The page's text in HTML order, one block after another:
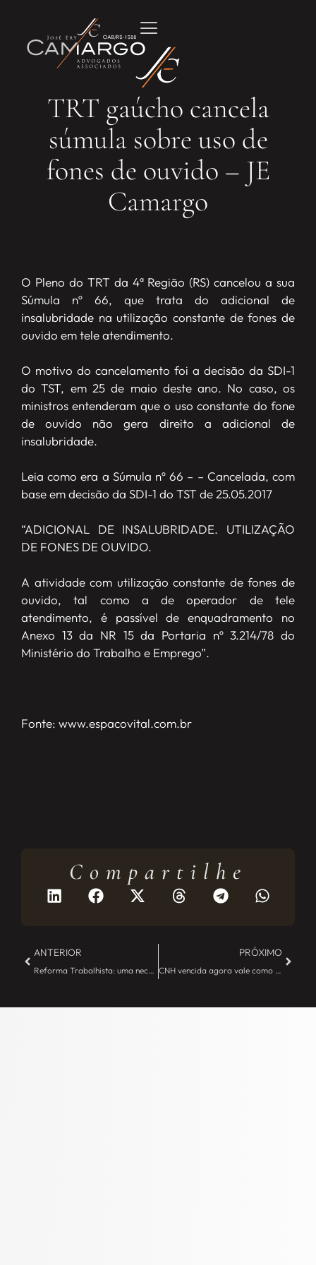
TRT gaúcho cancela
súmula sobre uso de
fones de ouvido – JE
Camargo
O Pleno do TRT da 4ª Região (RS) cancelou a sua
Súmula nº 66, que trata do adicional de
insalubridade na utilização constante de fones de
ouvido em tele atendimento.
O motivo do cancelamento foi a decisão da SDI-1
do TST, em 25 de maio deste ano. No caso, os
ministros entenderam que o uso constante do fone
de ouvido não gera direito a adicional de
insalubridade.
Leia como era a Súmula nº 66 – – Cancelada, com
base em decisão da SDI-1 do TST de 25.05.2017
“ADICIONAL DE INSALUBRIDADE. UTILIZAÇÃO
DE FONES DE OUVIDO.
A atividade com utilização constante de fones de
ouvido, tal como a de operador de tele
atendimento, é passível de enquadramento no
Anexo 13 da NR 15 da Portaria nº 3.214/78 do
Ministério do Trabalho e Emprego”.
Fonte: www.espacovital.com.br
Compartilhe
ANTERIOR
Reforma Trabalhista: uma necessidade – JE Camargo
PRÓXIMO
CNH vencida agora vale como documento de identificação – JE Camargo